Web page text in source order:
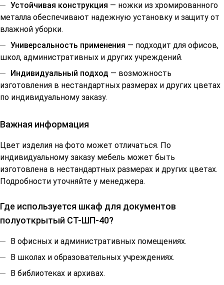
Устойчивая конструкция — ножки из хромированного
металла обеспечивают надежную установку и защиту от
влажной уборки.
Универсальность применения — подходит для офисов,
школ, административных и других учреждений.
Индивидуальный подход — возможность
изготовления в нестандартных размерах и других цветах
по индивидуальному заказу.
Важная информация
Цвет изделия на фото может отличаться. По
индивидуальному заказу мебель может быть
изготовлена в нестандартных размерах и других цветах.
Подробности уточняйте у менеджера.
Где используется шкаф для документов
полуоткрытый СТ-ШП-40?
В офисных и административных помещениях.
В школах и образовательных учреждениях.
В библиотеках и архивах.